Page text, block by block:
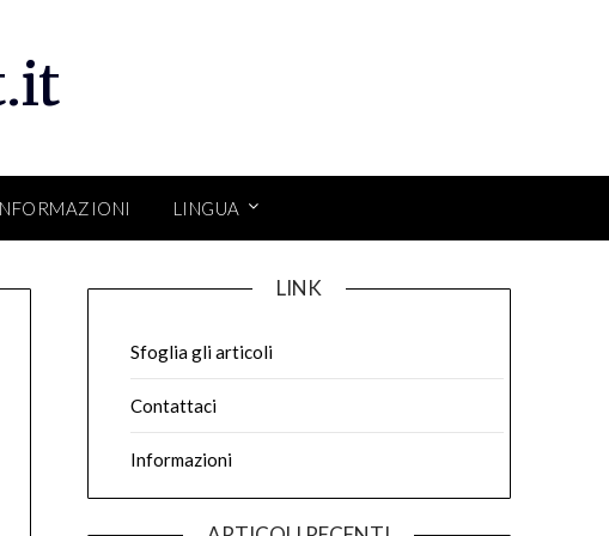
LINGUA
LINK
Sfoglia gli articoli
Contattaci
Informazioni